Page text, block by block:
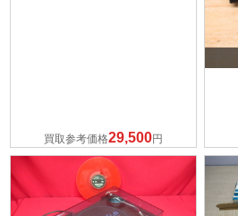
買取参考価格29,500円